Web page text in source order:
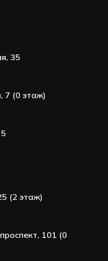
35
7 (0 этаж)
(2 этаж)
101 (0